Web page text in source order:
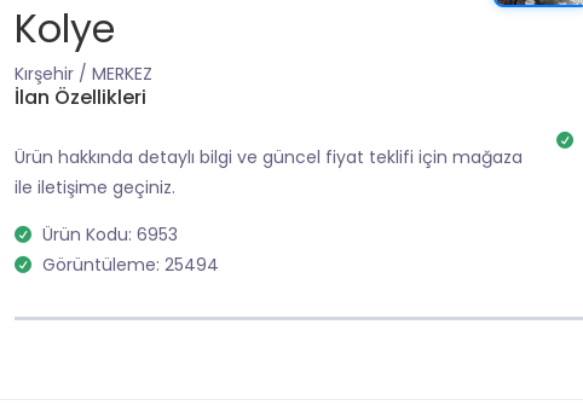
Kolye
Kırşehir / MERKEZ
İlan Özellikleri
Ürün hakkında detaylı bilgi ve güncel fiyat teklifi için mağaza
ile iletişime geçiniz.
Ürün Kodu: 6953
Görüntüleme: 25494